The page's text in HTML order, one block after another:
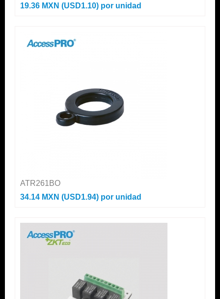
19.36 MXN (USD1.10) por unidad
ATR261BO
34.14 MXN (USD1.94) por unidad